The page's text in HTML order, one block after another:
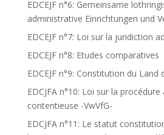
EDCEJF n°6: Gemeinsame
administrative Einrichtungen und
EDCEJF n°7: Loi sur la juridiction
EDCEJF n°8: Etudes comparatives
EDCEJF n°9: Constitution du Land
EDCJFA n°10: Loi sur la
contentieuse -VwVfG-
EDCJFA n°11: Le statut